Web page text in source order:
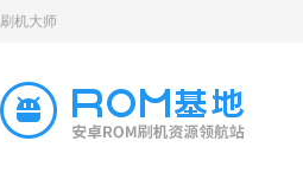
刷机大师